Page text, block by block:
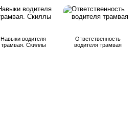
Навыки водителя
трамвая. Скиллы
Ответственность
водителя трамвая